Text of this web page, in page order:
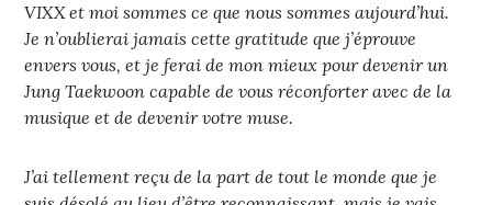
VIXX et moi sommes ce que nous sommes aujourd’hui.
Je n’oublierai jamais cette gratitude que j’éprouve
envers vous, et je ferai de mon mieux pour devenir un
Jung Taekwoon capable de vous réconforter avec de la
musique et de devenir votre muse.
J’ai tellement reçu de la part de tout le monde que je